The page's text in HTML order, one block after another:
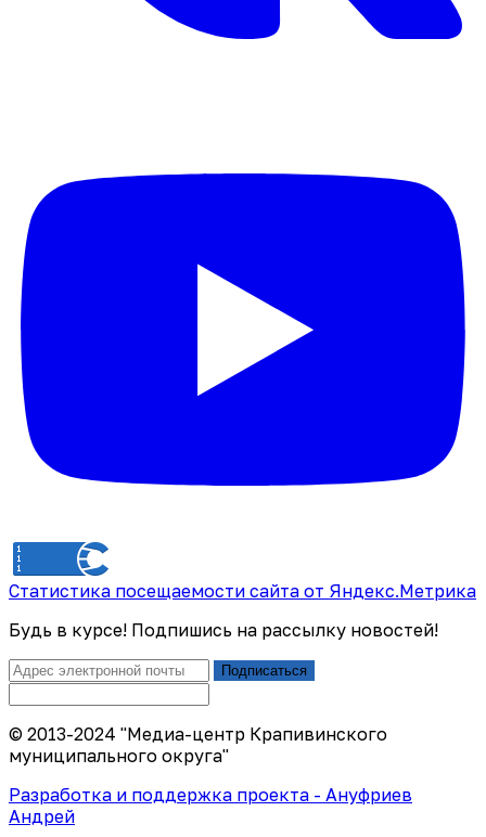
Статистика посещаемости сайта от Яндекс.Метрика
Будь в курсе! Подпишись на рассылку новостей!
Подписаться
© 2013-2024 "Медиа-центр Крапивинского
муниципального округа"
Разработка и поддержка проекта - Ануфриев
Андрей